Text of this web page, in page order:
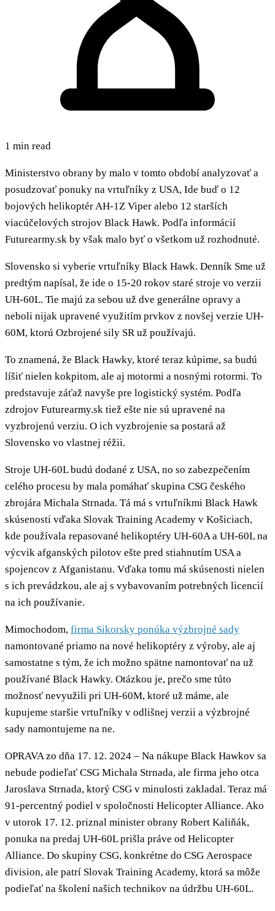
1 min read
Ministerstvo obrany by malo v tomto období analyzovať a
posudzovať ponuky na vrtuľníky z USA, Ide buď o 12
bojových helikoptér AH-1Z Viper alebo 12 starších
viacúčelových strojov Black Hawk. Podľa informácií
Futurearmy.sk by však malo byť o všetkom už rozhodnuté.
Slovensko si vyberie vrtuľníky Black Hawk. Denník Sme už
predtým napísal, že ide o 15-20 rokov staré stroje vo verzii
UH-60L. Tie majú za sebou už dve generálne opravy a
neboli nijak upravené využitím prvkov z novšej verzie UH-
60M, ktorú Ozbrojené sily SR už používajú.
To znamená, že Black Hawky, ktoré teraz kúpime, sa budú
líšiť nielen kokpitom, ale aj motormi a nosnými rotormi. To
predstavuje záťaž navyše pre logistický systém. Podľa
zdrojov Futurearmy.sk tiež ešte nie sú upravené na
vyzbrojenú verziu. O ich vyzbrojenie sa postará až
Slovensko vo vlastnej réžii.
Stroje UH-60L budú dodané z USA, no so zabezpečením
celého procesu by mala pomáhať skupina CSG českého
zbrojára Michala Strnada. Tá má s vrtuľníkmi Black Hawk
skúsenosti vďaka Slovak Training Academy v Košiciach,
kde používala repasované helikoptéry UH-60A a UH-60L na
výcvik afganských pilotov ešte pred stiahnutím USA a
spojencov z Afganistanu. Vďaka tomu má skúsenosti nielen
s ich prevádzkou, ale aj s vybavovaním potrebných licencií
na ich používanie.
Mimochodom, firma Sikorsky ponúka výzbrojné sady
namontované priamo na nové helikoptéry z výroby, ale aj
samostatne s tým, že ich možno spätne namontovať na už
používané Black Hawky. Otázkou je, prečo sme túto
možnosť nevyužili pri UH-60M, ktoré už máme, ale
kupujeme staršie vrtuľníky v odlišnej verzii a výzbrojné
sady namontujeme na ne.
OPRAVA zo dňa 17. 12. 2024 – Na nákupe Black Hawkov sa
nebude podieľať CSG Michala Strnada, ale firma jeho otca
Jaroslava Strnada, ktorý CSG v minulosti zakladal. Teraz má
91-percentný podiel v spoločnosti Helicopter Alliance. Ako
v utorok 17. 12. priznal minister obrany Robert Kaliňák,
ponuka na predaj UH-60L prišla práve od Helicopter
Alliance. Do skupiny CSG, konkrétne do CSG Aerospace
division, ale patrí Slovak Training Academy, ktorá sa môže
podieľať na školení našich technikov na údržbu UH-60L.